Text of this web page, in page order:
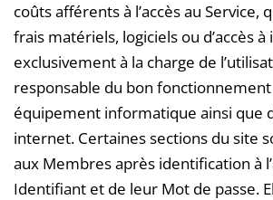
coûts afférents à l’accès au Service,
frais matériels, logiciels ou d’accès
exclusivement à la charge de
responsable du bon
équipement informatique ainsi que
internet. Certaines sections du site
aux Membres après identification à
Identifiant et de leur Mot de passe.